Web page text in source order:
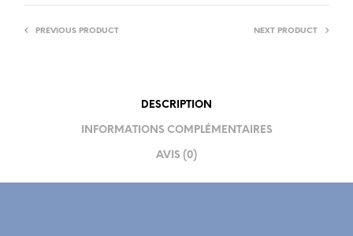
PREVIOUS PRODUCT NEXT PRODUCT
DESCRIPTION
INFORMATIONS COMPLÉMENTAIRES
AVIS (0)